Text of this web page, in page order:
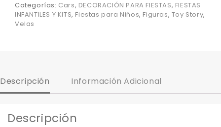
Categorías: Cars, DECORACIÓN PARA FIESTAS, FIESTAS
INFANTILES Y KITS, Fiestas para Niños, Figuras, Toy Story,
Velas
Descripción Información Adicional
Descripción